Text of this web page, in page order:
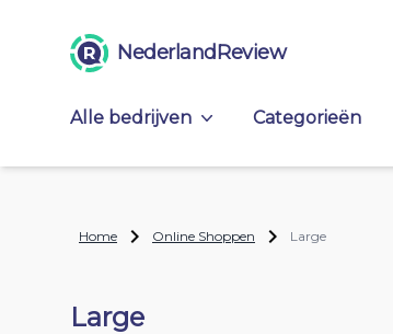
NederlandReview
Alle bedrijven Categorieën
Home Online Shoppen Large
Large